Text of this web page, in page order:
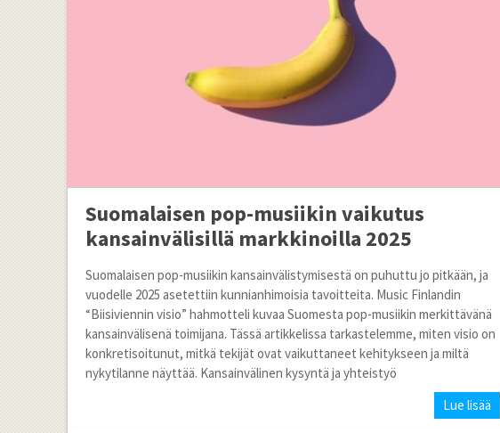
Suomalaisen pop-musiikin vaikutus
kansainvälisillä markkinoilla 2025
Suomalaisen pop-musiikin kansainvälistymisestä on puhuttu jo pitkään, ja
vuodelle 2025 asetettiin kunnianhimoisia tavoitteita. Music Finlandin
“Biisiviennin visio” hahmotteli kuvaa Suomesta pop-musiikin merkittävänä
kansainvälisenä toimijana. Tässä artikkelissa tarkastelemme, miten visio on
konkretisoitunut, mitkä tekijät ovat vaikuttaneet kehitykseen ja miltä
nykytilanne näyttää. Kansainvälinen kysyntä ja yhteistyö
Lue lisää